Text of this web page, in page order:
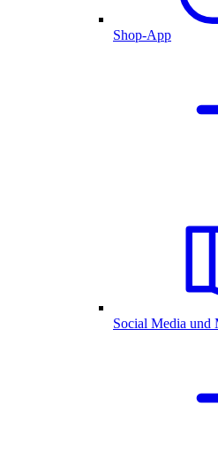
Shop-App
Social Media und